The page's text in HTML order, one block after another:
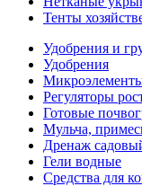
Тенты
Удобрения и
Удобрения
Регуляторы
Готовые
Мульча,
Дренаж
Гели водные
Средства для